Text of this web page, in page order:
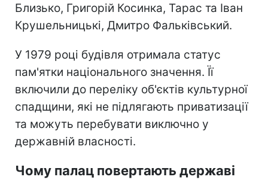
Близько, Григорій Косинка, Тарас та Іван
Крушельницькі, Дмитро Фальківський.
У 1979 році будівля отримала статус
пам'ятки національного значення. Її
включили до переліку об'єктів культурної
спадщини, які не підлягають приватизації
та можуть перебувати виключно у
державній власності.
Чому палац повертають державі